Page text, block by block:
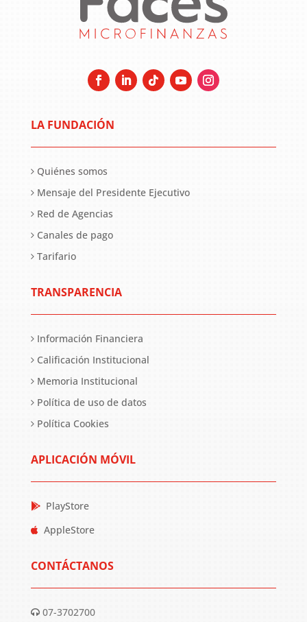
LA FUNDACIÓN
Quiénes somos
Mensaje del Presidente Ejecutivo
Red de Agencias
Canales de pago
Tarifario
TRANSPARENCIA
Información Financiera
Calificación Institucional
Memoria Institucional
Política de uso de datos
Política Cookies
APLICACIÓN MÓVIL
PlayStore
AppleStore
CONTÁCTANOS
07-3702700